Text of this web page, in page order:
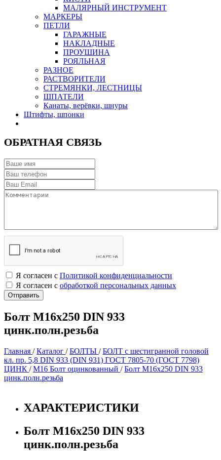
МАЛЯРНЫЙ ИНСТРУМЕНТ
МАРКЕРЫ
ПЕТЛИ
ГАРАЖНЫЕ
НАКЛАДНЫЕ
ПРОУШИНА
РОЯЛЬНАЯ
РАЗНОЕ
РАСТВОРИТЕЛИ
СТРЕМЯНКИ, ЛЕСТНИЦЫ
ШПАТЕЛИ
Канаты, верёвки, шнуры
Штифты, шпонки
ОБРАТНАЯ СВЯЗЬ
Я согласен с Политикой конфиденциальности
Я согласен с обработкой персональных данных
Болт М16х250 DIN 933
цинк.полн.резьба
Главная /Каталог /БОЛТЫ /БОЛТ с шестигранной головой
кл. пр. 5,8 DIN 933 (DIN 931) ГОСТ 7805-70 (ГОСТ 7798)
ЦИНК /М16 Болт оцинкованный /Болт М16х250 DIN 933
цинк.полн.резьба
ХАРАКТЕРИСТИКИ
Болт М16х250 DIN 933
цинк.полн.резьба